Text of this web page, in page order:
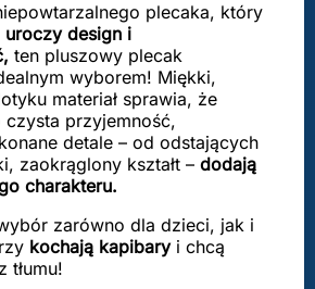
plecaka, który
design i
ten pluszowy plecak
wyborem! Miękki,
materiał sprawia, że
czysta przyjemność,
detale – od odstających
zaokrąglony kształt – dodają
charakteru.
zarówno dla dzieci, jak i
kochają kapibaryi chcą
tłumu!